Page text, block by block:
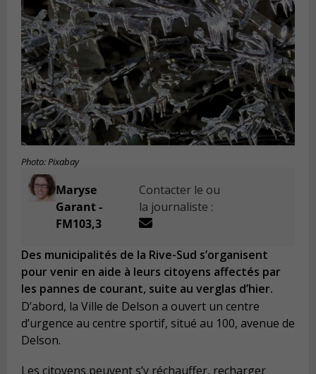
Photo: Pixabay
Maryse
Garant -
FM103,3
Contacter le ou
la journaliste :
Des municipalités de la Rive-Sud s’organisent
pour venir en aide à leurs citoyens affectés par
les pannes de courant, suite au verglas d’hier.
D’abord, la Ville de Delson a ouvert un centre
d’urgence au centre sportif, situé au 100, avenue de
Delson.
Les citoyens peuvent s’y réchauffer, recharger